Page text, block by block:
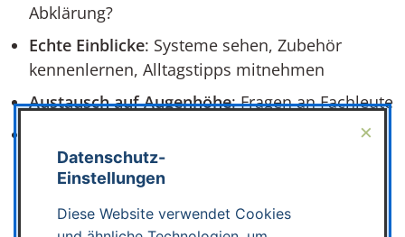
Abklärung?
Echte Einblicke: Systeme sehen, Zubehör
kennenlernen, Alltagstipps mitnehmen
Austausch auf Augenhöhe: Fragen an Fachleute
: Wo stehe ich? Was
wären meine nächsten Schritte?
Datenschutz-
Einstellungen
×
Diese Website verwendet Cookies